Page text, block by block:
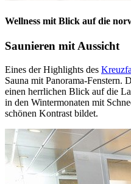
Wellness mit Blick auf die
Saunieren mit Aussicht
Eines der Highlights des
Sauna mit Panorama-Fenstern.
einen herrlichen Blick auf die
in den Wintermonaten mit
schönen Kontrast bildet.